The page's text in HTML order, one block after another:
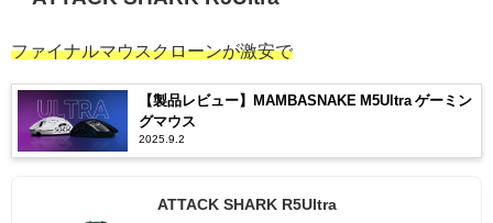
ファイナルマウスクローンが激安で
【製品レビュー】MAMBASNAKE M5Ultra ゲーミン
グマウス
2025.9.2
ATTACK SHARK R5Ultra